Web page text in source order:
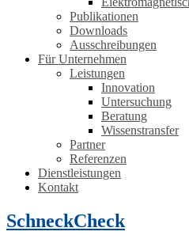
Publikationen
Downloads
Ausschreibungen
Für Unternehmen
Leistungen
Innovation
Untersuchung
Beratung
Wissenstransfer
Partner
Referenzen
Dienstleistungen
Kontakt
SchneckCheck